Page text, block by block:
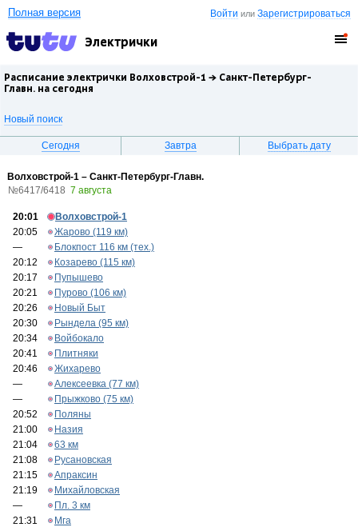
Войти илиЗарегистрироваться
Полная версия
Электрички
Расписание электрички Волховстрой-1 → Санкт-Петербург-
Главн. на сегодня
Новый поиск
Сегодня Завтра Выбрать дату
Волховстрой-1 – Санкт-Петербург-Главн.
№6417/6418 7 августа
20:01
Волховстрой-1
20:05
Жарово (119 км)
—
Блокпост 116 км (тех.)
20:12
Козарево (115 км)
20:17
Пупышево
20:21
Пурово (106 км)
20:26
Новый Быт
20:30
Рындела (95 км)
20:34
Войбокало
20:41
Плитняки
20:46
Жихарево
—
Алексеевка (77 км)
—
Прыжково (75 км)
20:52
Поляны
21:00
Назия
21:04
63 км
21:08
Русановская
21:15
Апраксин
21:19
Михайловская
—
Пл. 3 км
21:31
Мга